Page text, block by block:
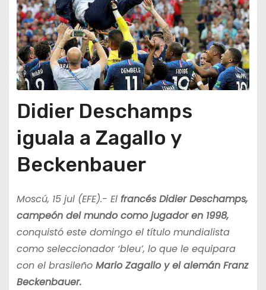
Didier Deschamps
iguala a Zagallo y
Beckenbauer
Moscú, 15 jul (EFE).- El francés Didier Deschamps,
campeón del mundo como jugador en 1998,
conquistó este domingo el título mundialista
como seleccionador ‘bleu’, lo que le equipara
con el brasileño Mario Zagallo y el alemán Franz
Beckenbauer.